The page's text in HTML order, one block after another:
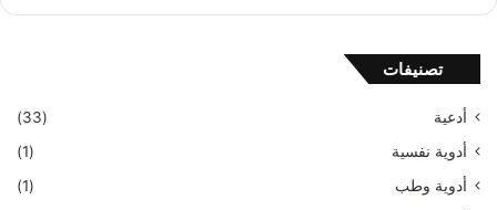
تصنيفات
أدعية
(33)
أدوية نفسية
(1)
أدوية وطب
(1)